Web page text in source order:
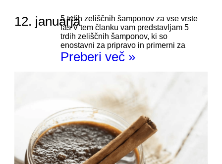
12. januarja5 trdih zeliščnih šamponov za vse vrste
las V tem članku vam predstavljam 5
trdih zeliščnih šamponov, ki so
enostavni za pripravo in primerni za
Preberi več »